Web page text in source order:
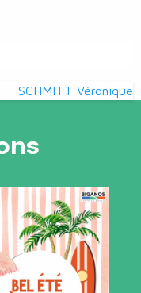
SCHMITT Véronique